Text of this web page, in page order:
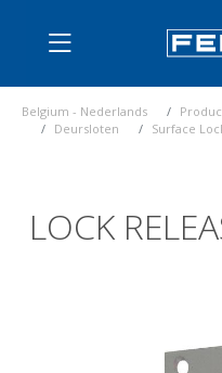
Belgium - Nederlands
Deursloten
Surface
LOCK